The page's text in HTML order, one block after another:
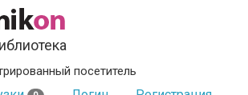
посетитель